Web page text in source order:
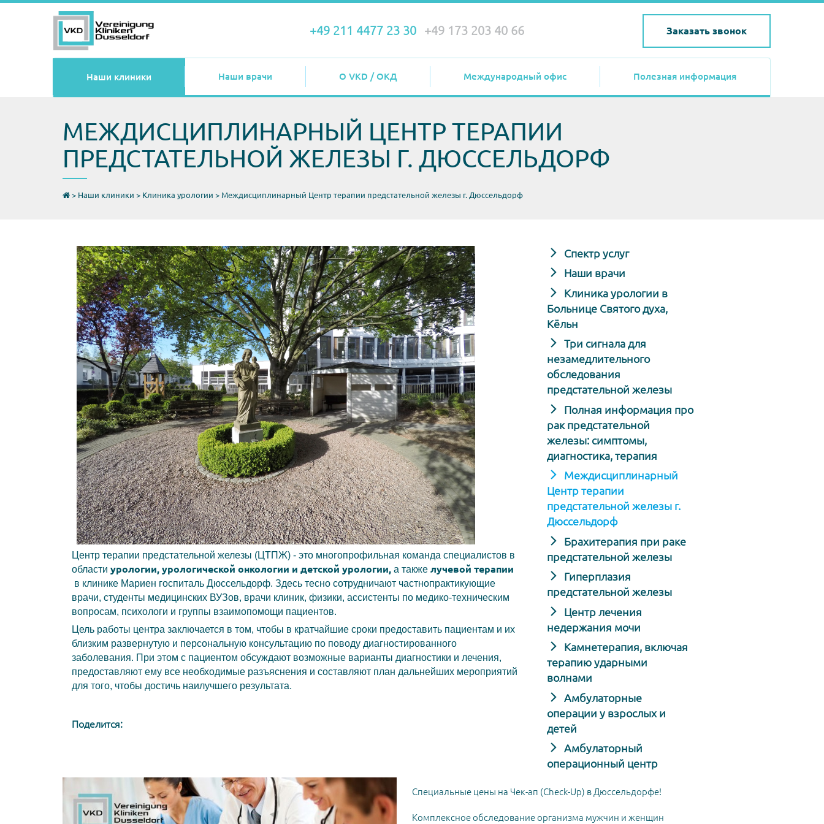
+49 211 4477 23 30 +49 173 203 40 66 Заказать звонок
Наши клиники Наши врачи О VKD / ОКД Международный офис Полезная информация
МЕЖДИСЦИПЛИНАРНЫЙ ЦЕНТР ТЕРАПИИ
ПРЕДСТАТЕЛЬНОЙ ЖЕЛЕЗЫ Г. ДЮССЕЛЬДОРФ
> Наши клиники > Клиника урологии > Междисциплинарный Центр терапии предстательной железы г. Дюссельдорф
Центр терапии предстательной железы (ЦТПЖ) - это многопрофильная команда специалистов в
области урологии, урологической онкологии и детской урологии, а также лучевой терапии
в клинике Мариен госпиталь Дюссельдорф. Здесь тесно сотрудничают частнопрактикующие
врачи, студенты медицинских ВУЗов, врачи клиник, физики, ассистенты по медико-техническим
вопросам, психологи и группы взаимопомощи пациентов.
Цель работы центра заключается в том, чтобы в кратчайшие сроки предоставить пациентам и их
близким развернутую и персональную консультацию по поводу диагностированного
заболевания. При этом с пациентом обсуждают возможные варианты диагностики и лечения,
предоставляют ему все необходимые разъяснения и составляют план дальнейших мероприятий
для того, чтобы достичь наилучшего результата.
Поделится:
Спектр услуг
Наши врачи
Клиника урологии в
Больнице Святого духа,
Кёльн
Три сигнала для
незамедлительного
обследования
предстательной железы
Полная информация про
рак предстательной
железы: симптомы,
диагностика, терапия
Междисциплинарный
Центр терапии
предстательной железы г.
Дюссельдорф
Брахитерапия при раке
предстательной железы
Гиперплазия
предстательной железы
Центр лечения
недержания мочи
Камнетерапия, включая
терапию ударными
волнами
Амбулаторные
операции у взрослых и
детей
Амбулаторный
операционный центр
Специальные цены на Чек-ап (Check-Up) в Дюссельдорфе!
Комплексное обследование организма мужчин и женщин